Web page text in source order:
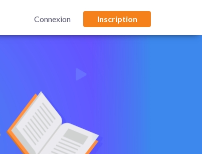
Connexion Inscription